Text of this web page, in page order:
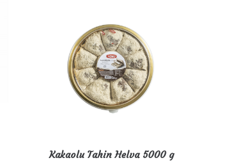
Kakaolu Tahin Helva 5000 g